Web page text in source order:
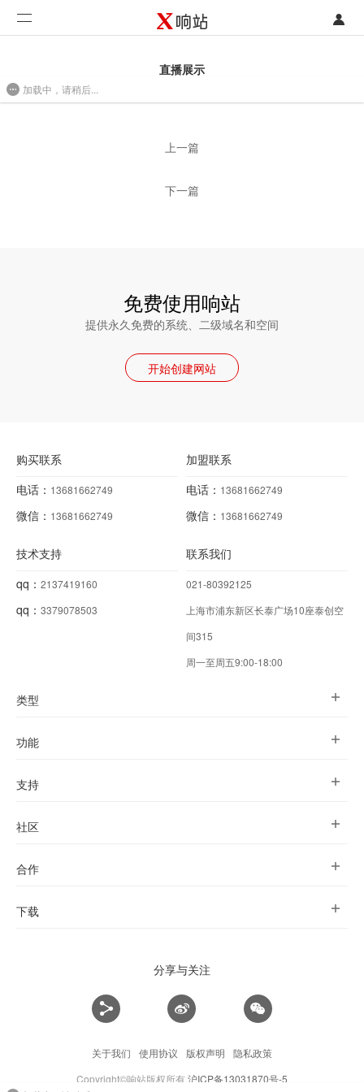
注册
开发类型
直播展示
上一篇
下一篇
免费使用响站
提供永久免费的系统、二级域名和空间
开始创建网站
购买联系
电话： 13681662749
微信： 13681662749
加盟联系
电话： 13681662749
微信： 13681662749
技术支持
qq： 2137419160
qq： 3379078503
联系我们
021-80392125
上海市浦东新区长泰广场10座泰创空
间315
周一至周五9:00-18:00
类型
功能
支持
社区
合作
下载
分享与关注
关于我们 使用协议 版权声明
隐私政策
Copyright©响站版权所有沪ICP备13031870号-5
加载中，请稍后...